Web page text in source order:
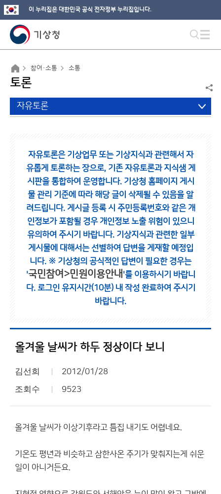
이 누리집은 대한민국 공식 전자정부 누리집입니다.
참여·소통 소통
토론
자유토론
자유토론은 기상업무 또는 기상지식과 관련해서 자
유롭게 토론하는 장으로, 기존 자유토론과 지식샘 게
시판을 통합하여 운영합니다. 기상청 홈페이지 게시
물 관리 기준에 따라 해당 글이 삭제될 수 있음을 알
려드립니다. 게시글 등록 시 주민등록번호와 같은 개
인정보가 포함될 경우 개인정보 노출 위험이 있으니
유의하여 주시기 바랍니다. 기상지식과 관련한 일부
게시물에 대해서는 선별하여 답변을 게재할 예정입
니다. ※ 기상청의 공식적인 답변이 필요한 경우는
'국민참여>민원이용안내 '를 이용하시기 바랍니
다. 로그인 유지시간(10분) 내 작성 완료하여 주시기
바랍니다.
올겨울 날씨가 하두 정상이다 보니
김선희 2012/01/28
조회수 9523
올겨울 날씨가 이상기후라고 틈집 내기도 어렵네요.
기온도 평년과 비슷하고 삼한사온 주기가 맞춰지는게 쉬운
일이 아니거든요.